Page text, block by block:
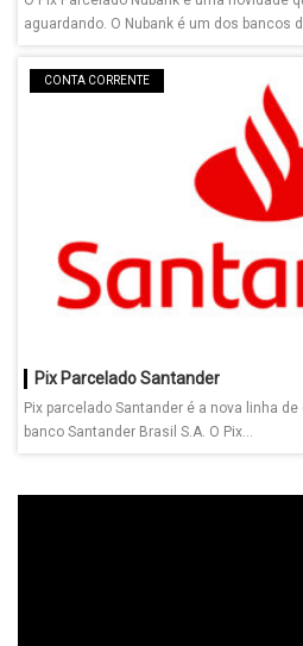
aguardando. O Nubank é um dos bancos
CONTA CORRENTE
Pix Parcelado Santander
Pix parcelado Santander é a nova linha
banco Santander Brasil S.A. O Pix...